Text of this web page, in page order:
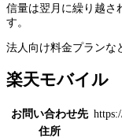
信量は翌月に繰り越さ
す。
法人向け料金プランな
楽天モバイル
お問い合わせ先
住所